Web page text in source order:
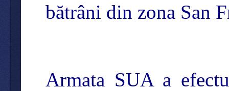
bătrâni din zona San
Armata SUA a